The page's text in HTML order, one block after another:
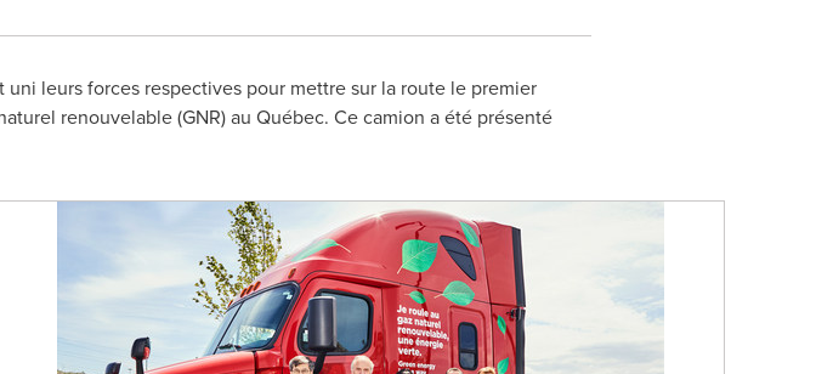
uni leurs forces respectives pour mettre sur la route le premier
renouvelable (GNR) au Québec. Ce camion a été présenté